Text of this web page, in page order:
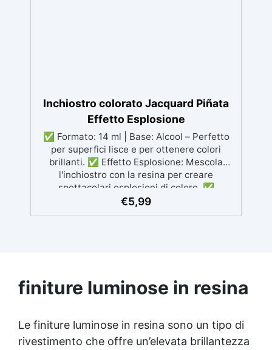
Inchiostro colorato Jacquard Piñata
Effetto Esplosione
✅ Formato: 14 ml | Base: Alcool – Perfetto
per superfici lisce e per ottenere colori
brillanti. ✅ Effetto Esplosione: Mescola
l'inchiostro con la resina per creare
spettacolari esplosioni di colore. ✅
Attenzione: Non superare l'1% di inchiostro
profondità e dinamismo alle superfici
€5,99
finiture luminose in resina
Le finiture luminose in resina sono un tipo di
rivestimento che offre un’elevata brillantezza